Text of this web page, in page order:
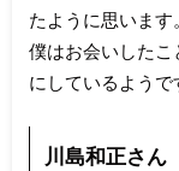
たように思います。
僕はお会いした
にしているようで
川島和正さん